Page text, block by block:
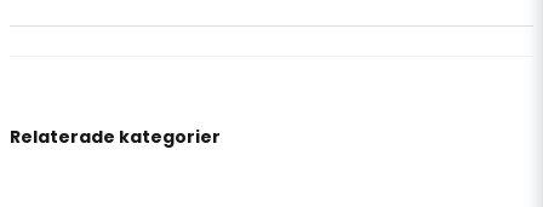
Relaterade kategorier